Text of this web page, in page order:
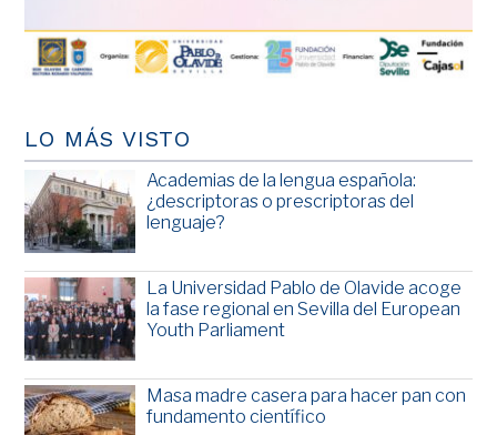
LO MÁS VISTO
Academias de la lengua española:
¿descriptoras o prescriptoras del
lenguaje?
La Universidad Pablo de Olavide acoge
la fase regional en Sevilla del European
Youth Parliament
Masa madre casera para hacer pan con
fundamento científico